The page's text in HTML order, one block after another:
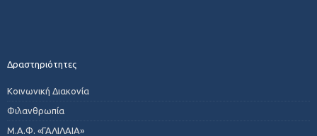
Δραστηριότητες
Κοινωνική Διακονία
Φιλανθρωπία
Μ.Α.Φ. «ΓΑΛΙΛΑΙΑ»